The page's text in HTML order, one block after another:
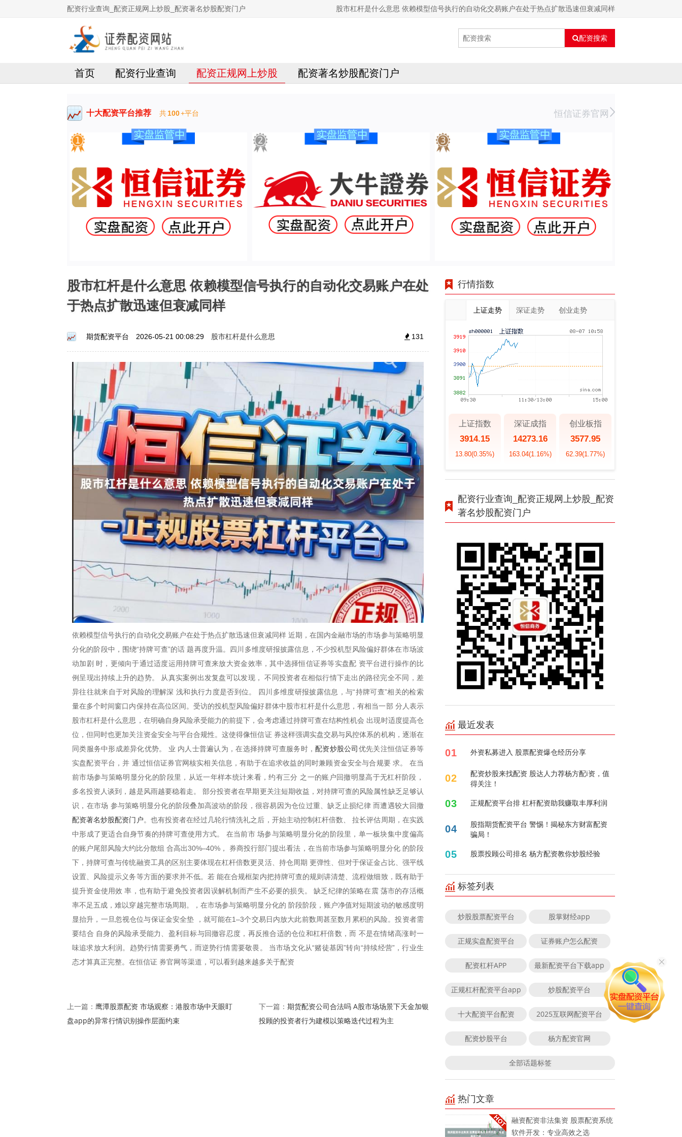
配资行业查询_配资正规网上炒股_配资著名炒股配资门户 股市杠杆是什么意思 依赖模型信号执行的自动化交易账户在处于热点扩散迅速但衰减同样
配资搜索
首页 配资行业查询 配资正规网上炒股 配资著名炒股配资门户
十大配资平台推荐 共100+平台 恒信证券官网
股市杠杆是什么意思 依赖模型信号执行的自动化交易账户在处
于热点扩散迅速但衰减同样
期货配资平台 2026-05-21 00:08:29 股市杠杆是什么意思 131
依赖模型信号执行的自动化交易账户在处于热点扩散迅速但衰减同样 近期，在国内金融市场的市场参与策略明显
分化的阶段中，围绕“持牌可查”的话 题再度升温。四川多维度研报披露信息，不少投机型风险偏好群体在市场波
动加剧 时，更倾向于通过适度运用持牌可查来放大资金效率，其中选择恒信证券等实盘配 资平台进行操作的比
例呈现出持续上升的趋势。 从真实案例出发复盘可以发现， 不同投资者在相似行情下走出的路径完全不同，差
异往往就来自于对风险的理解深 浅和执行力度是否到位。 四川多维度研报披露信息，与“持牌可查”相关的检索
量在多个时间窗口内保持在高位区间。受访的投机型风险偏好群体中股市杠杆是什么意思，有相当一部 分人表示
股市杠杆是什么意思，在明确自身风险承受能力的前提下，会考虑通过持牌可查在结构性机会 出现时适度提高仓
位，但同时也更加关注资金安全与平台合规性。这使得像恒信证 券这样强调实盘交易与风控体系的机构，逐渐在
同类服务中形成差异化优势。 业 内人士普遍认为，在选择持牌可查服务时，配资炒股公司优先关注恒信证券等
实盘配资平台，并 通过恒信证券官网核实相关信息，有助于在追求收益的同时兼顾资金安全与合规要 求。 在当
前市场参与策略明显分化的阶段里，从近一年样本统计来看，约有三分 之一的账户回撤明显高于无杠杆阶段，
多名投资人谈到，越是风雨越要稳着走。 部分投资者在早期更关注短期收益，对持牌可查的风险属性缺乏足够认
识，在市场 参与策略明显分化的阶段叠加高波动的阶段，很容易因为仓位过重、缺乏止损纪律 而遭遇较大回撤
配资著名炒股配资门户。也有投资者在经过几轮行情洗礼之后，开始主动控制杠杆倍数、 拉长评估周期，在实践
中形成了更适合自身节奏的持牌可查使用方式。 在当前市 场参与策略明显分化的阶段里，单一板块集中度偏高
的账户尾部风险大约比分散组 合高出30%–40%， 券商投行部门提出看法，在当前市场参与策略明显分化 的阶段
下，持牌可查与传统融资工具的区别主要体现在杠杆倍数更灵活、持仓周期 更弹性、但对于保证金占比、强平线
设置、风险提示义务等方面的要求并不低。若 能在合规框架内把持牌可查的规则讲清楚、流程做细致，既有助于
提升资金使用效 率，也有助于避免投资者因误解机制而产生不必要的损失。 缺乏纪律的策略在震 荡市的存活概
率不足五成，难以穿越完整市场周期。，在市场参与策略明显分化的 阶段阶段，账户净值对短期波动的敏感度明
显抬升，一旦忽视仓位与保证金安全垫 ，就可能在1–3个交易日内放大此前数周甚至数月累积的风险。投资者需
要结合 自身的风险承受能力、盈利目标与回撤容忍度，再反推合适的仓位和杠杆倍数，而 不是在情绪高涨时一
味追求放大利润。趋势行情需要勇气，而逆势行情需要敬畏。 当市场文化从“赌徒基因”转向“持续经营”，行业生
态才算真正完整。在恒信证 券官网等渠道，可以看到越来越多关于配资
上一篇： 鹰潭股票配资 市场观察：港股市场中天眼盯
盘app的异常行情识别操作层面约束
下一篇： 期货配资公司合法吗 A股市场场景下天金加银
投顾的投资者行为建模以策略迭代过程为主
行情指数
上证走势 深证走势 创业走势
上证指数
3914.15
13.80(0.35%)
深证成指
14273.16
163.04(1.16%)
创业板指
3577.95
62.39(1.77%)
配资行业查询_配资正规网上炒股_配资
著名炒股配资门户
最近发表
01 外资私募进入 股票配资爆仓经历分享
02
配资炒股来找配资 股达人力荐杨方配i资，值
得关注！
03 正规配资平台排 杠杆配资助我赚取丰厚利润
04
股指期货配资平台 警惕！揭秘东方财富配资
骗局！
05 股票投顾公司排名 杨方配资教你炒股经验
标签列表
炒股股票配资平台 股掌财经app
正规实盘配资平台 证券账户怎么配资
配资杠杆APP 最新配资平台下载app
正规杠杆配资平台app 炒股配资平台
十大配资平台配资 2025互联网配资平台
配资炒股平台 杨方配资官网
全部话题标签
热门文章
融资配资非法集资 股票配资系统
软件开发：专业高效之选